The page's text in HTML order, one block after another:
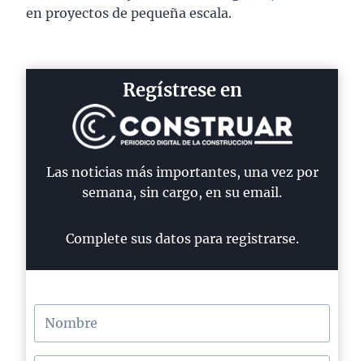
en proyectos de pequeña escala.
Regístrese en
Las noticias más importantes, una vez por
semana, sin cargo, en su email.
Complete sus datos para registrarse.